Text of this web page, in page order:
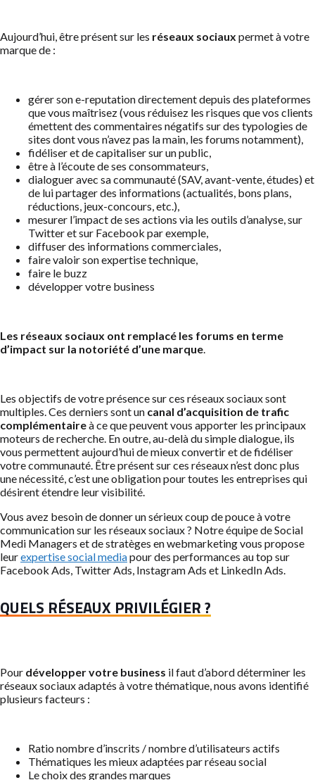
Aujourd’hui, être présent sur les réseaux sociaux permet à votre
marque de :
gérer son e-reputation directement depuis des plateformes
que vous maîtrisez (vous réduisez les risques que vos clients
émettent des commentaires négatifs sur des typologies de
sites dont vous n’avez pas la main, les forums notamment),
fidéliser et de capitaliser sur un public,
être à l’écoute de ses consommateurs,
dialoguer avec sa communauté (SAV, avant-vente, études) et
de lui partager des informations (actualités, bons plans,
réductions, jeux-concours, etc.),
mesurer l’impact de ses actions via les outils d’analyse, sur
Twitter et sur Facebook par exemple,
diffuser des informations commerciales,
faire valoir son expertise technique,
faire le buzz
développer votre business
Les réseaux sociaux ont remplacé les forums en terme
d’impact sur la notoriété d’une marque
Les objectifs de votre présence sur ces réseaux sociaux sont
multiples. Ces derniers sont un canal d’acquisition de trafic
complémentaireà ce que peuvent vous apporter les principaux
moteurs de recherche. En outre, au-delà du simple dialogue, ils
vous permettent aujourd’hui de mieux convertir et de fidéliser
votre communauté. Être présent sur ces réseaux n’est donc plus
une nécessité, c’est une obligation pour toutes les entreprises qui
désirent étendre leur visibilité.
Vous avez besoin de donner un sérieux coup de pouce à votre
communication sur les réseaux sociaux ? Notre équipe de Social
Medi Managers et de stratèges en webmarketing vous propose
leurexpertise social mediapour des performances au top sur
Facebook Ads, Twitter Ads, Instagram Ads et LinkedIn Ads.
QUELS RÉSEAUX PRIVILÉGIER ?
Pour développer votre business il faut d’abord déterminer les
réseaux sociaux adaptés à votre thématique, nous avons identifié
plusieurs facteurs :
Ratio nombre d’inscrits / nombre d’utilisateurs actifs
Thématiques les mieux adaptées par réseau social
Le choix des grandes marques